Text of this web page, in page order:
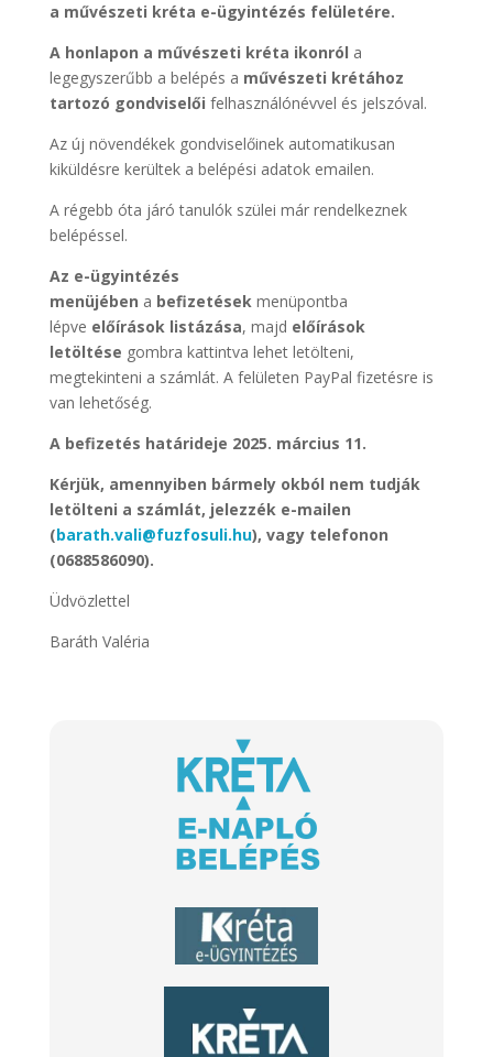
a művészeti kréta e-ügyintézés felületére.
A honlapon a művészeti kréta ikonról a
legegyszerűbb a belépés a művészeti krétához
tartozó gondviselői felhasználónévvel és jelszóval.
Az új növendékek gondviselőinek automatikusan
kiküldésre kerültek a belépési adatok emailen.
A régebb óta járó tanulók szülei már rendelkeznek
belépéssel.
Az e-ügyintézés
menüjében a befizetésekmenüpontba
lépve előírások listázása, majd előírások
letöltése gombra kattintva lehet letölteni,
megtekinteni a számlát. A felületen PayPal fizetésre is
van lehetőség.
A befizetés határideje 2025. március 11.
Kérjük, amennyiben bármely okból nem tudják
letölteni a számlát, jelezzék e-mailen
(barath.vali@fuzfosuli.hu), vagy telefonon
(0688586090).
Üdvözlettel
Baráth Valéria